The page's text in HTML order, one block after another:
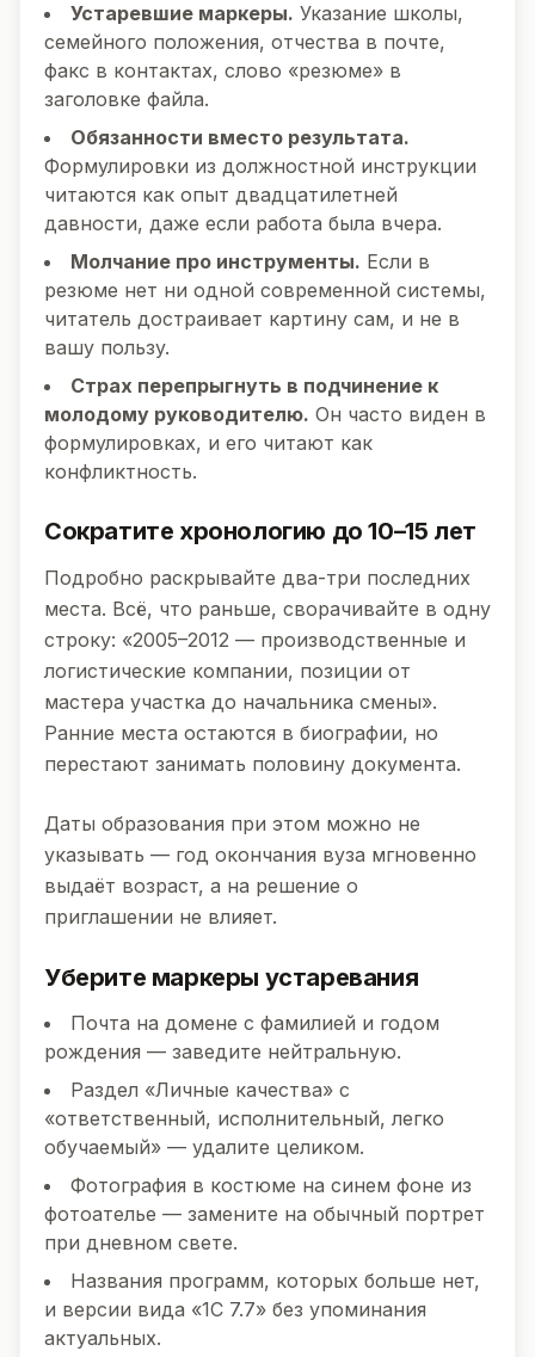
Устаревшие маркеры. Указание школы,
семейного положения, отчества в почте,
факс в контактах, слово «резюме» в
заголовке файла.
Обязанности вместо результата.
Формулировки из должностной инструкции
читаются как опыт двадцатилетней
давности, даже если работа была вчера.
Молчание про инструменты. Если в
резюме нет ни одной современной системы,
читатель достраивает картину сам, и не в
вашу пользу.
Страх перепрыгнуть в подчинение к
молодому руководителю. Он часто виден в
формулировках, и его читают как
конфликтность.
Сократите хронологию до 10–15 лет
Подробно раскрывайте два-три последних
места. Всё, что раньше, сворачивайте в одну
строку: «2005–2012 — производственные и
логистические компании, позиции от
мастера участка до начальника смены».
Ранние места остаются в биографии, но
перестают занимать половину документа.
Даты образования при этом можно не
указывать — год окончания вуза мгновенно
выдаёт возраст, а на решение о
приглашении не влияет.
Уберите маркеры устаревания
Почта на домене с фамилией и годом
рождения — заведите нейтральную.
Раздел «Личные качества» с
«ответственный, исполнительный, легко
обучаемый» — удалите целиком.
Фотография в костюме на синем фоне из
фотоателье — замените на обычный портрет
при дневном свете.
Названия программ, которых больше нет,
и версии вида «1С 7.7» без упоминания
актуальных.